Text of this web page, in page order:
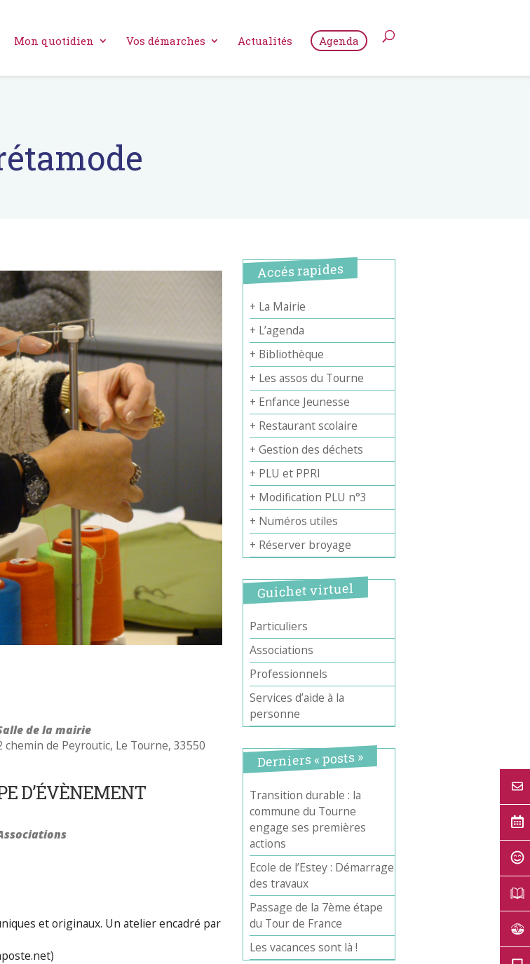
Mon quotidien Vos démarches Actualités Agenda
Office 365
de la mairie
chemin de Peyroutic, Le Tourne, 33550
D’ÉVÈNEMENT
et originaux. Un atelier encadré par
Accés rapides
+ La Mairie
+ L’agenda
+ Bibliothèque
+ Les assos du Tourne
+ Enfance Jeunesse
+ Restaurant scolaire
+ Gestion des déchets
+ PLU et PPRI
+ Modification PLU n°3
+ Numéros utiles
+ Réserver broyage
Guichet virtuel
Particuliers
Associations
Professionnels
Services d’aide à la
personne
Derniers « posts »
Transition durable : la
commune du Tourne
engage ses premières
actions
Ecole de l’Estey : Démarrage
des travaux
Passage de la 7ème étape
du Tour de France
Les vacances sont là !